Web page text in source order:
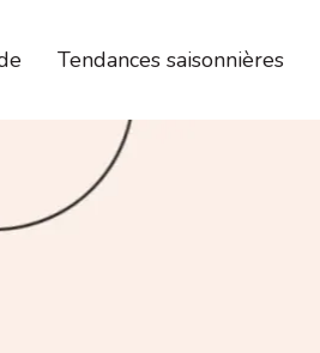
Tendances saisonnières